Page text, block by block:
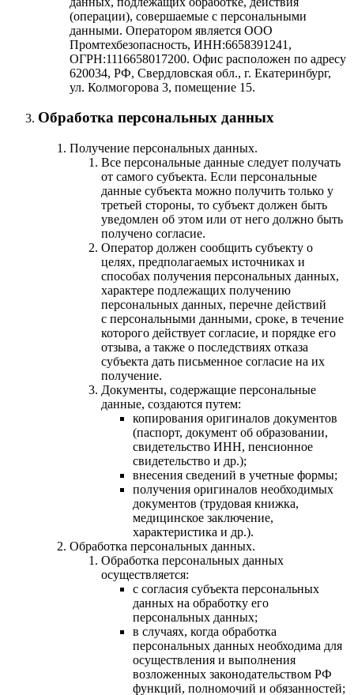
(операции), совершаемые с персональными
данными. Оператором является ООО
Промтехбезопасность, ИНН:6658391241,
ОГРН:1116658017200. Офис расположен по адресу
620034, РФ, Свердловская обл., г. Екатеринбург,
ул. Колмогорова 3, помещение 15.
Обработка персональных данных
Получение персональных данных.
Все персональные данные следует получать
от самого субъекта. Если персональные
данные субъекта можно получить только у
третьей стороны, то субъект должен быть
уведомлен об этом или от него должно быть
получено согласие.
Оператор должен сообщить субъекту о
целях, предполагаемых источниках и
способах получения персональных данных,
характере подлежащих получению
персональных данных, перечне действий
с персональными данными, сроке, в течение
которого действует согласие, и порядке его
отзыва, а также о последствиях отказа
субъекта дать письменное согласие на их
получение.
Документы, содержащие персональные
данные, создаются путем:
копирования оригиналов документов
(паспорт, документ об образовании,
свидетельство ИНН, пенсионное
свидетельство и др.);
внесения сведений в учетные формы;
получения оригиналов необходимых
документов (трудовая книжка,
медицинское заключение,
характеристика и др.).
Обработка персональных данных.
Обработка персональных данных
осуществляется:
с согласия субъекта персональных
данных на обработку его
персональных данных;
в случаях, когда обработка
персональных данных необходима для
осуществления и выполнения
возложенных законодательством РФ
функций, полномочий и обязанностей;